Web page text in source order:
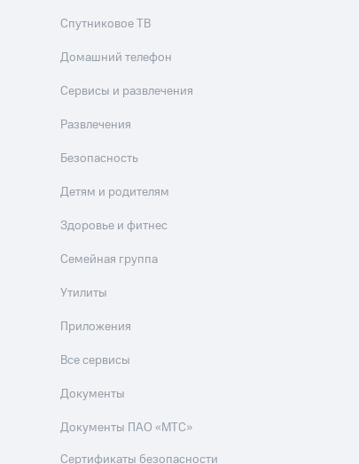
Спутниковое ТВ
Домашний телефон
Сервисы и развлечения
Развлечения
Безопасность
Детям и родителям
Здоровье и фитнес
Семейная группа
Утилиты
Приложения
Все сервисы
Документы
Документы ПАО «МТС»
Сертификаты безопасности